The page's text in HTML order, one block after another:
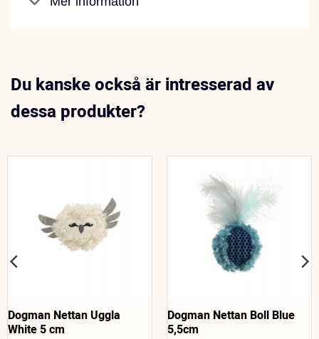
Du kanske också är intresserad av
dessa produkter?
Dogman Nettan Uggla
White 5 cm
Dogman Nettan Boll Blue
5,5cm